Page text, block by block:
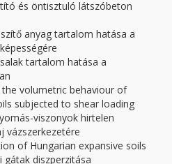
és öntisztuló látszóbeton
anyag tartalom hatása a
tartalom hatása a
volumetric behaviour of
subjected to shear loading
viszonyok hirtelen
vázszerkezetére
of Hungarian expansive soils
gátak diszperzitása